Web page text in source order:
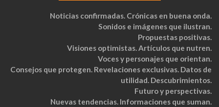
Noticias confirmadas. Crónicas en buena onda.
Sonidos e imágenes que ilustran.
Propuestas positivas.
Visiones optimistas. Artículos que nutren.
Voces y personajes que orientan.
Consejos que protegen. Revelaciones exclusivas. Datos de
utilidad. Descubrimientos.
Futuro y perspectivas.
Nuevas tendencias. Informaciones que suman.